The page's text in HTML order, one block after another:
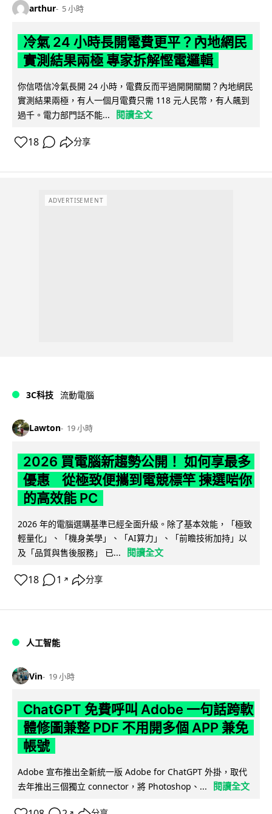
arthur 5 小時
冷氣 24 小時長開電費更平？內地網民
實測結果兩極 專家拆解慳電邏輯
你信唔信冷氣長開 24 小時，電費反而平過開開關關？內地網民
實測結果兩極，有人一個月電費只需 118 元人民幣，有人飆到
過千。電力部門話不能...
閱讀全文
18 分享
ADVERTISEMENT
3C科技 流動電腦
Lawton 19 小時
2026 買電腦新趨勢公開！ 如何享最多
優惠 從極致便攜到電競標竿 揀選啱你
的高效能 PC
2026 年的電腦選購基準已經全面升級。除了基本效能，「極致
輕量化」、「機身美學」、「AI算力」、「前瞻技術加持」以
及「品質與售後服務」 已...
閱讀全文
18 1 ↗ 分享
人工智能
Vin 19 小時
ChatGPT 免費呼叫 Adobe 一句話跨軟
體修圖兼整 PDF 不用開多個 APP 兼免
帳號
Adobe 宣布推出全新統一版 Adobe for ChatGPT 外掛，取代
去年推出三個獨立 connector，將 Photoshop、...
閱讀全文